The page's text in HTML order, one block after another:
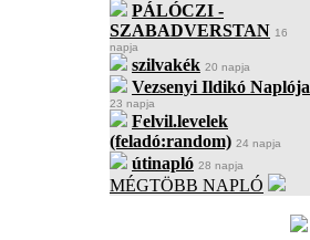
PÁLÓCZI -
SZABADVERSTAN 16
napja
szilvakék 20 napja
Vezsenyi Ildikó Naplója
23 napja
Felvil.levelek
(feladó:random) 24 napja
útinapló 28 napja
MÉGTÖBB NAPLÓ